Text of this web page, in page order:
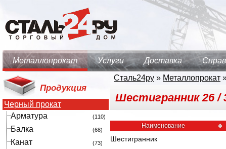
Металлопрокат Услуги Доставка
Продукция
Черный прокат
Арматура
(110)
Балка (68)
Канат (73)
Сталь24ру » Металлопрокат
Шестигранник 26 /
Наименование
Шестигранник